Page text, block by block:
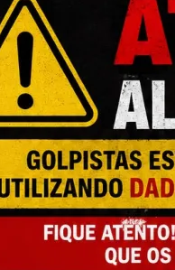
e qualidade